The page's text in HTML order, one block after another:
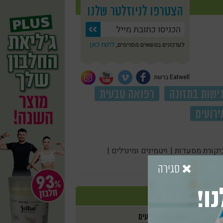
הצטרפו לניוזלטר שלנו
לעדכונים בנושאים מסוימים, לחצו כאן
Eatwell ברשת
גישות בתזונה
רפואה טבעית
מסעדות | ויטמינים ומינרלים |
אירועים
סגירה